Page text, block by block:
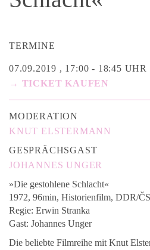
TERMINE
07.09.2019 , 17:00 - 18:45 UHR
→ TICKET KAUFEN
MODERATION
KNUT ELSTERMANN
GESPRÄCHSGAST
JOHANNES UNGER
»Die gestohlene Schlacht«
1972, 96min, Historienfilm, DDR/
Regie: Erwin Stranka
Gast: Johannes Unger
Die beliebte Filmreihe mit Knut